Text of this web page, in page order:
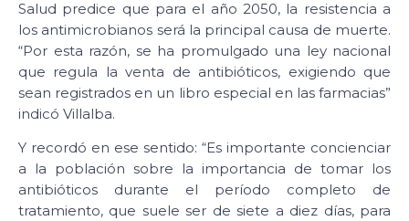
Salud predice que para el año 2050, la resistencia a
los antimicrobianos será la principal causa de muerte.
“Por esta razón, se ha promulgado una ley nacional
que regula la venta de antibióticos, exigiendo que
sean registrados en un libro especial en las farmacias”
indicó Villalba.
Y recordó en ese sentido: “Es importante concienciar
a la población sobre la importancia de tomar los
antibióticos durante el período completo de
tratamiento, que suele ser de siete a diez días, para